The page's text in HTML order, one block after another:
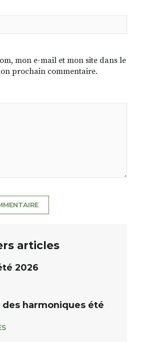
mon e-mail et mon site dans le
prochain commentaire.
articles
2026
des harmoniques été